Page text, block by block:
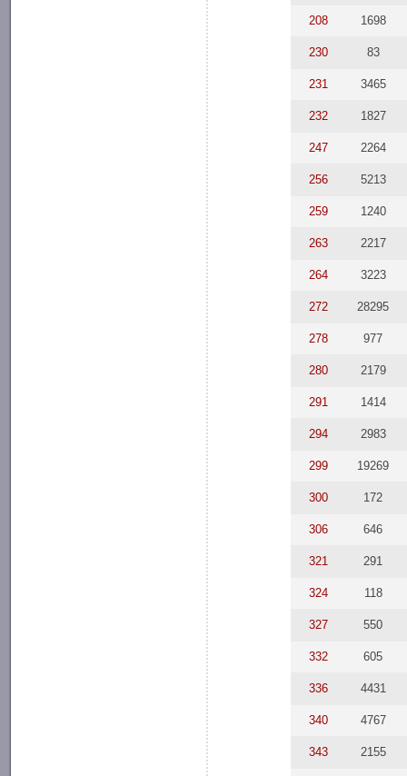
208 1698
230 83
231 3465
232 1827
247 2264
256 5213
259 1240
263 2217
264 3223
272 28295
278 977
280 2179
291 1414
294 2983
299 19269
300 172
306 646
321 291
324 118
327 550
332 605
336 4431
340 4767
343 2155